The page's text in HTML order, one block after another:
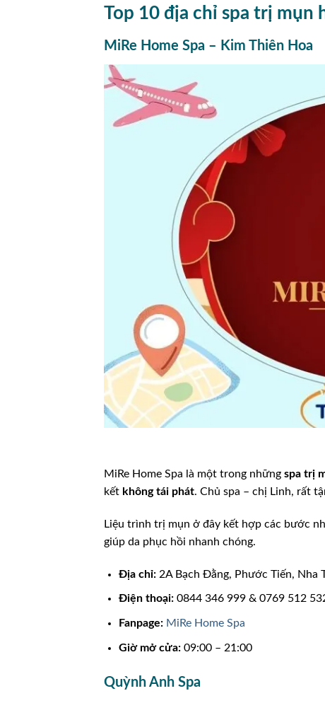
Top 10 địa chỉ spa trị mụn
MiRe Home Spa – Kim Thiên Hoa
MiRe Home Spa là một trong những spa trị
kết không tái phát. Chủ spa – chị Linh, rất
Liệu trình trị mụn ở đây kết hợp các bước
giúp da phục hồi nhanh chóng.
Địa chỉ:2A Bạch Đằng, Phước Tiến, Nha
Điện thoại:0844 346 999 & 0769 512
Fanpage: MiRe Home Spa
Giờ mở cửa:09:00 – 21:00
Quỳnh Anh Spa